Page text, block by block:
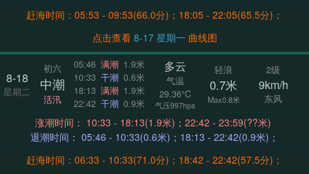
赶海时间：05:53 - 09:53(66.0分)；18:05 - 22:05(65.5分)；
点击查看
8-17 星期一 曲线图
8-18
星期二
初六
中潮
活汛
05:46 满潮 1.9米
10:33 干潮 0.6米
18:13 满潮 1.9米
22:42 干潮 0.9米
多云
气温
29.36°C
气压997hpa
轻浪
0.7米
Max0.8米
2级
9km/h
东风
涨潮时间： 10:33 - 18:13(1.9米)；22:42 - 23:59(??米)
退潮时间： 05:46 - 10:33(0.6米)；18:13 - 22:42(0.9米)；
赶海时间：06:33 - 10:33(71.0分)；18:42 - 22:42(57.5分)；